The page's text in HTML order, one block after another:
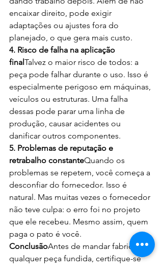
encaixar direito, pode exigir
adaptações ou ajustes fora do
planejado, o que gera mais custo.
4. Risco de falha na aplicação
finalTalvez o maior risco de todos: a
peça pode falhar durante o uso. Isso é
especialmente perigoso em máquinas,
veículos ou estruturas. Uma falha
dessas pode parar uma linha de
produção, causar acidentes ou
danificar outros componentes.
5. Problemas de reputação e
retrabalho constanteQuando os
problemas se repetem, você começa a
desconfiar do fornecedor. Isso é
natural. Mas muitas vezes o fornecedor
não teve culpa: o erro foi no projeto
que ele recebeu. Mesmo assim, quem
paga o pato é você.
ConclusãoAntes de mandar fabricar
qualquer peça fundida, certifique-se